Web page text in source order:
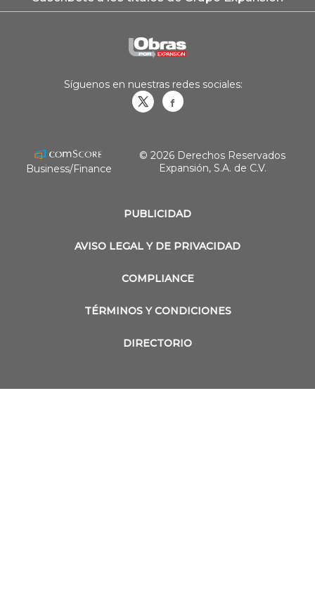
PUBLICIDAD
AVISO LEGAL Y DE PRIVACIDAD
COMPLIANCE
TÉRMINOS Y CONDICIONES
DIRECTORIO
Síguenos en nuestras redes sociales:
Business/Finance
© 2026 Derechos Reservados
Expansión, S.A. de C.V.